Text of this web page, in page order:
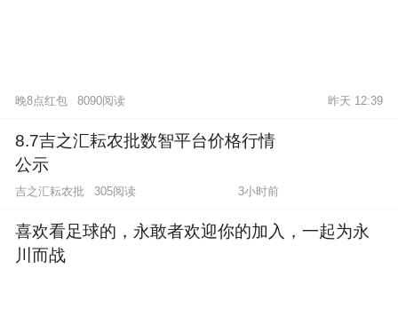
晚8点红包 8090阅读 昨天 12:39
8.7吉之汇耘农批数智平台价格行情
公示
吉之汇耘农批 305阅读 3小时前
喜欢看足球的，永敢者欢迎你的加入，一起为永
川而战